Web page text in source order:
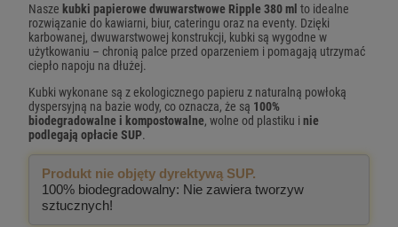
Nasze kubki papierowe dwuwarstwowe Ripple 380 ml to idealne
rozwiązanie do kawiarni, biur, cateringu oraz na eventy. Dzięki
karbowanej, dwuwarstwowej konstrukcji, kubki są wygodne w
użytkowaniu – chronią palce przed oparzeniem i pomagają utrzymać
ciepło napoju na dłużej.
Kubki wykonane są z ekologicznego papieru z naturalną powłoką
dyspersyjną na bazie wody, co oznacza, że są 100%
biodegradowalne i kompostowalne, wolne od plastiku i nie
podlegają opłacie SUP.
Produkt nie objęty dyrektywą SUP.
100% biodegradowalny: Nie zawiera tworzyw
sztucznych!